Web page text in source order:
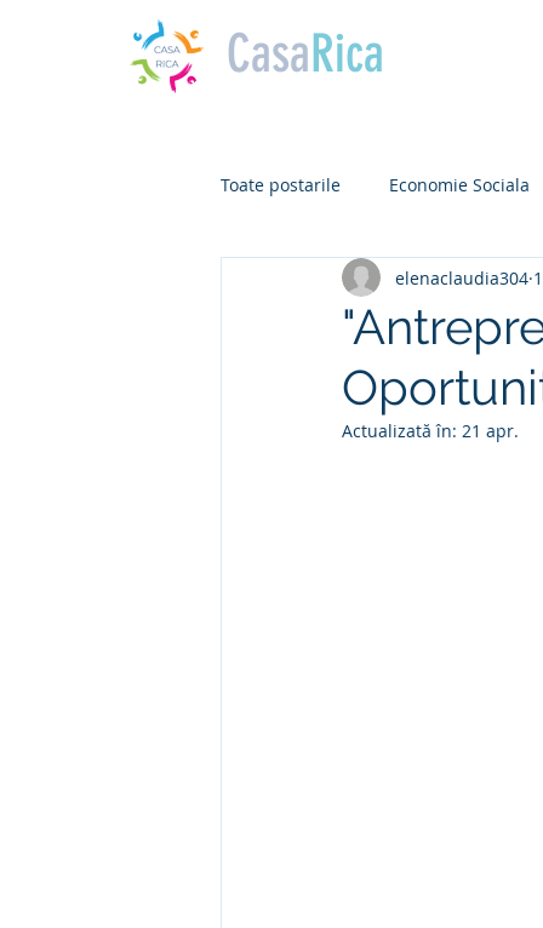
CasaRica
Toate postarile Economie Sociala
elenaclaudia304
Actualizată în: 21 apr.